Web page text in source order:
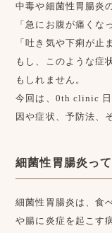
中毒や細菌性胃腸炎
「急にお腹が痛くな
「吐き気や下痢が止
もし、このような症
もしれません。
今回は、0th clinic 日
因や症状、予防法、
細菌性胃腸炎っ
細菌性胃腸炎は、食
や腸に炎症を起こす